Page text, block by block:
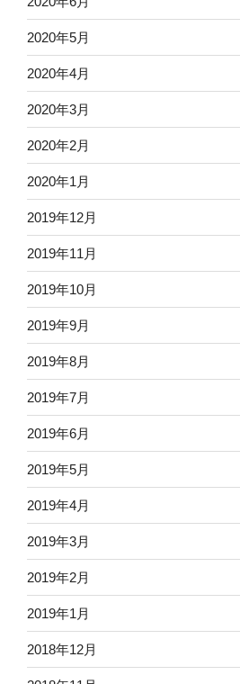
2020年5月
2020年4月
2020年3月
2020年2月
2020年1月
2019年12月
2019年11月
2019年10月
2019年9月
2019年8月
2019年7月
2019年6月
2019年5月
2019年4月
2019年3月
2019年2月
2019年1月
2018年12月